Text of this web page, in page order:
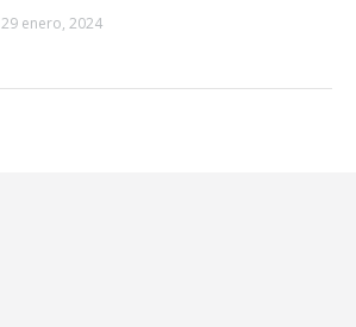
29 enero, 2024